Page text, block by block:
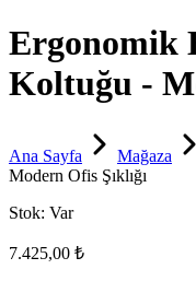
Ergonomik
Koltuğu -
Ana Sayfa Mağaza
Modern Ofis Şıklığı
Stok: Var
7.425,00 ₺